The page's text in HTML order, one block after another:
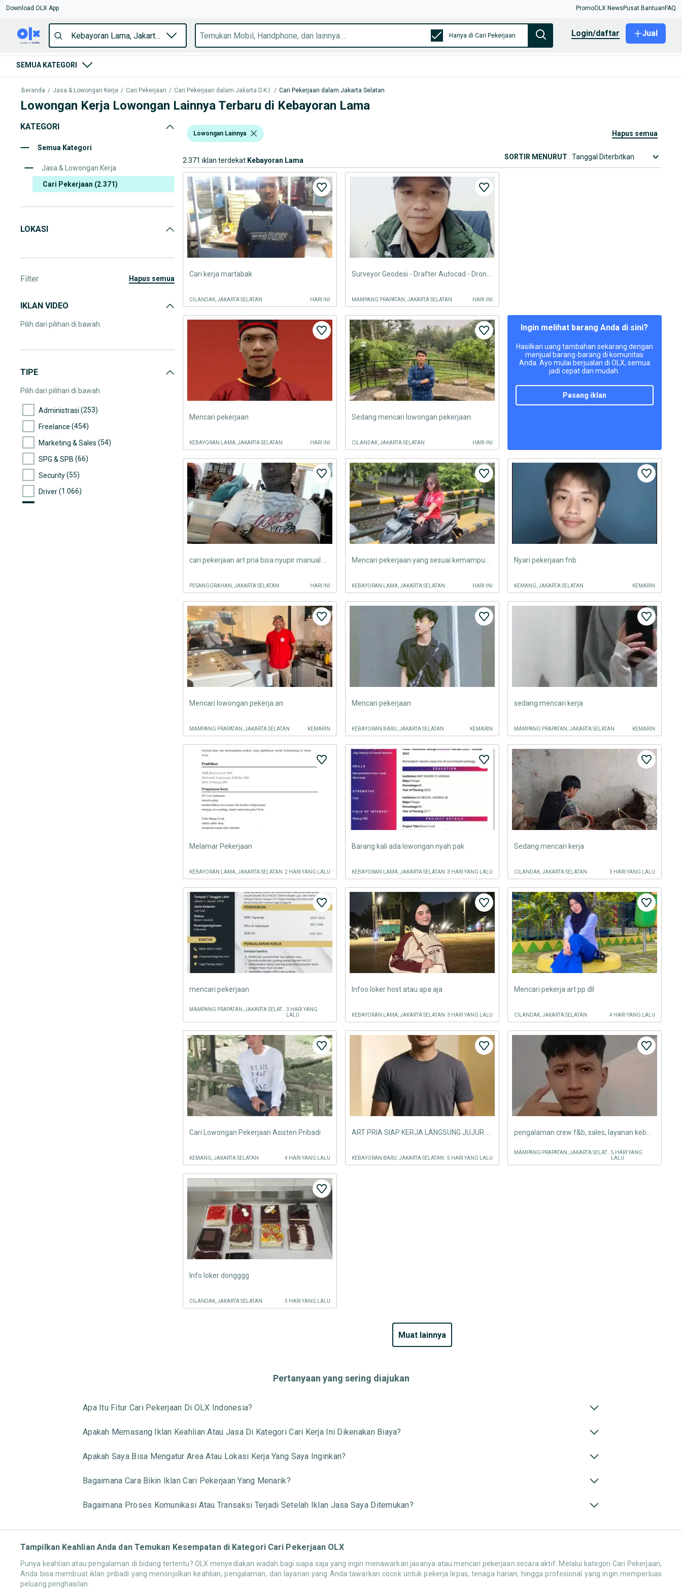
Download OLX App PromoOLX News Pusat Bantuan FAQ
Hanya di Cari Pekerjaan login/daftar Jual
SEMUA KATEGORI
Beranda / Jasa & Lowongan Kerja / Cari Pekerjaan / Cari Pekerjaan dalam Jakarta D.K.I. / Cari Pekerjaan dalam Jakarta Selatan
Lowongan Kerja Lowongan Lainnya Terbaru di Kebayoran Lama
KATEGORI
Semua Kategori
Jasa & Lowongan Kerja
Cari Pekerjaan (2.371)
LOKASI
Filter hapus semua
IKLAN VIDEO
Pilih dari pilihan di bawah
TIPE
Pilih dari pilihan di bawah
Administrasi (253)
Freelance (454)
Marketing & Sales (54)
SPG & SPB (66)
Security(55)
Driver(1.066)
Lowongan Lainnya hapus semua
2.371 iklan terdekat Kebayoran Lama SORTIR MENURUT : Tanggal Diterbitkan
Cari kerja martabak
CILANDAK, JAKARTA SELATAN HARI INI MAMPANG PRAPATAN, JAKARTA SELATAN HARI INI
Mencari pekerjaan
KEBAYORAN LAMA, JAKARTA SELATAN HARI INI
Sedang mencari lowongan pekerjaan
CILANDAK, JAKARTA SELATAN HARI INI
Ingin melihat barang Anda di sini?
Hasilkan uang tambahan sekarang dengan
menjual barang-barang di komunitas
Anda. Ayo mulai berjualan di OLX, semua
jadi cepat dan mudah.
pasang iklan
PESANGGRAHAN, JAKARTA SELATAN HARI INI KEBAYORAN LAMA, JAKARTA SELATAN HARI INI
Nyari pekerjaan fnb
KEMANG, JAKARTA SELATAN KEMARIN
Mencari lowongan pekerja.an
MAMPANG PRAPATAN, JAKARTA SELATAN KEMARIN
Mencari pekerjaan
KEBAYORAN BARU, JAKARTA SELATAN KEMARIN
sedang mencari kerja
MAMPANG PRAPATAN, JAKARTA SELATAN KEMARIN
Melamar Pekerjaan
KEBAYORAN LAMA, JAKARTA SELATAN 2 HARI YANG LALU
Barang kali ada lowongan nyah pak
KEBAYORAN LAMA, JAKARTA SELATAN 3 HARI YANG LALU
Sedang mencari kerja
CILANDAK, JAKARTA SELATAN 3 HARI YANG LALU
mencari pekerjaan
MAMPANG PRAPATAN, JAKARTA SELATAN
3 HARI YANG
LALU
Infoo loker host atau apa aja
KEBAYORAN LAMA, JAKARTA SELATAN 3 HARI YANG LALU
Mencari pekerja art pp dll
CILANDAK, JAKARTA SELATAN 4 HARI YANG LALU
Cari Lowongan Pekerjaan Asisten Pribadi
KEMANG, JAKARTA SELATAN 4 HARI YANG LALU KEBAYORAN BARU, JAKARTA SELATAN 5 HARI YANG LALU
MAMPANG PRAPATAN, JAKARTA SELATAN
5 HARI YANG
LALU
Info loker dongggg
CILANDAK, JAKARTA SELATAN 5 HARI YANG LALU
muat lainnya
Pertanyaan yang sering diajukan
Apa Itu Fitur Cari Pekerjaan Di OLX Indonesia?
Apakah Memasang Iklan Keahlian Atau Jasa Di Kategori Cari Kerja Ini Dikenakan Biaya?
Apakah Saya Bisa Mengatur Area Atau Lokasi Kerja Yang Saya Inginkan?
Bagaimana Cara Bikin Iklan Cari Pekerjaan Yang Menarik?
Bagaimana Proses Komunikasi Atau Transaksi Terjadi Setelah Iklan Jasa Saya Ditemukan?
Tampilkan Keahlian Anda dan Temukan Kesempatan di Kategori Cari Pekerjaan OLX
Punya keahlian atau pengalaman di bidang tertentu? OLX menyediakan wadah bagi siapa saja yang ingin menawarkan jasanya atau mencari pekerjaan secara aktif. Melalui kategori Cari Pekerjaan,
Anda bisa membuat iklan pribadi yang menonjolkan keahlian, pengalaman, dan layanan yang Anda tawarkan cocok untuk pekerja lepas, tenaga harian, hingga profesional yang ingin memperluas
peluang penghasilan.